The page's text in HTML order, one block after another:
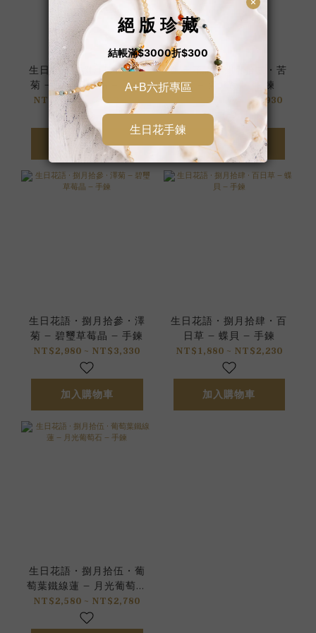
生日花語 • 捌月拾壹 • 翠
菊 – 海藍紫水晶 – 手鍊
NT$1,980 ~ NT$2,180
加入購物車
生日花語 • 捌月拾貳 • 苦
苣 – 紫水晶 – 手鍊
NT$2,580 ~ NT$2,930
加入購物車
生日花語 • 捌月拾參 • 澤
菊 – 碧璽草莓晶 – 手鍊
NT$2,980 ~ NT$3,330
加入購物車
生日花語 • 捌月拾肆 • 百
日草 – 蝶貝 – 手鍊
NT$1,880 ~ NT$2,230
加入購物車
生日花語 • 捌月拾伍 • 葡
萄葉鐵線蓮 – 月光葡萄石
– 手鍊
NT$2,580 ~ NT$2,780